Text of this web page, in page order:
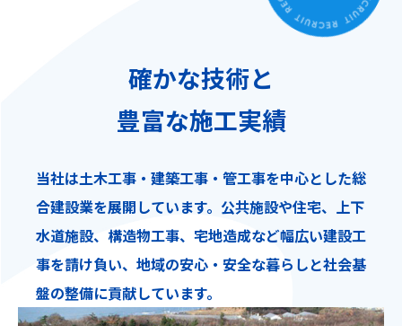
確かな技術と
豊富な施工実績
当社は土木工事・建築工事・管工事を中心とした総
合建設業を展開しています。公共施設や住宅、上下
水道施設、構造物工事、宅地造成など幅広い建設工
事を請け負い、地域の安心・安全な暮らしと社会基
盤の整備に貢献しています。